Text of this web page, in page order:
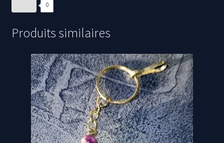
0
Produits similaires